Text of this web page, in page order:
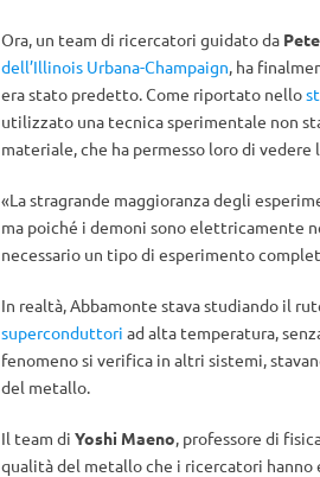
Ora, un team di ricercatori guidato da
dell’Illinois Urbana-Champaign, ha
era stato predetto. Come riportato nello
utilizzato una tecnica sperimentale non
materiale, che ha permesso loro di vedere
«La stragrande maggioranza degli
ma poiché i demoni sono elettricamente
necessario un tipo di esperimento
In realtà, Abbamonte stava studiando il
superconduttori ad alta temperatura,
fenomeno si verifica in altri sistemi,
del metallo.
Il team di Yoshi Maeno, professore di
qualità del metallo che i ricercatori hanno